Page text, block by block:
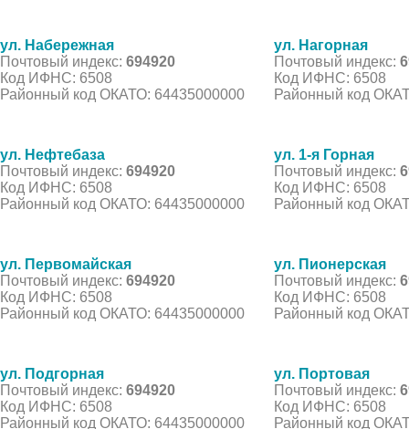
ул. Набережная
Почтовый индекс: 694920
Код ИФНС: 6508
Районный код ОКАТО: 64435000000
ул. Нагорная
Почтовый индекс:
Код ИФНС: 6508
Районный код
ул. Нефтебаза
Почтовый индекс: 694920
Код ИФНС: 6508
Районный код ОКАТО: 64435000000
ул. 1-я Горная
Почтовый индекс:
Код ИФНС: 6508
Районный код
ул. Первомайская
Почтовый индекс: 694920
Код ИФНС: 6508
Районный код ОКАТО: 64435000000
ул. Пионерская
Почтовый индекс:
Код ИФНС: 6508
Районный код
ул. Подгорная
Почтовый индекс: 694920
Код ИФНС: 6508
Районный код ОКАТО: 64435000000
ул. Портовая
Почтовый индекс:
Код ИФНС: 6508
Районный код